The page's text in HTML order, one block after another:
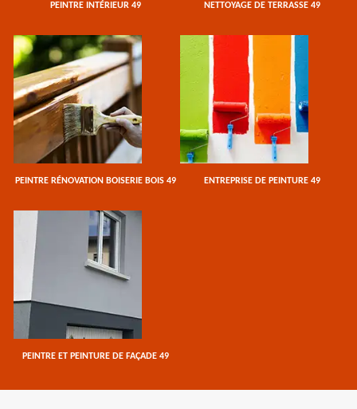
PEINTRE INTÉRIEUR 49 NETTOYAGE DE TERRASSE 49
PEINTRE RÉNOVATION BOISERIE BOIS 49 ENTREPRISE DE PEINTURE 49
PEINTRE ET PEINTURE DE FAÇADE 49